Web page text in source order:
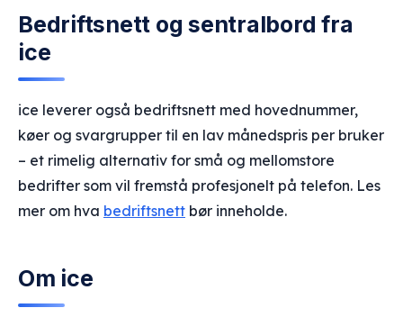
Bedriftsnett og sentralbord fra
ice
ice leverer også bedriftsnett med hovednummer,
køer og svargrupper til en lav månedspris per bruker
– et rimelig alternativ for små og mellomstore
bedrifter som vil fremstå profesjonelt på telefon. Les
mer om hva bedriftsnett bør inneholde.
Om ice